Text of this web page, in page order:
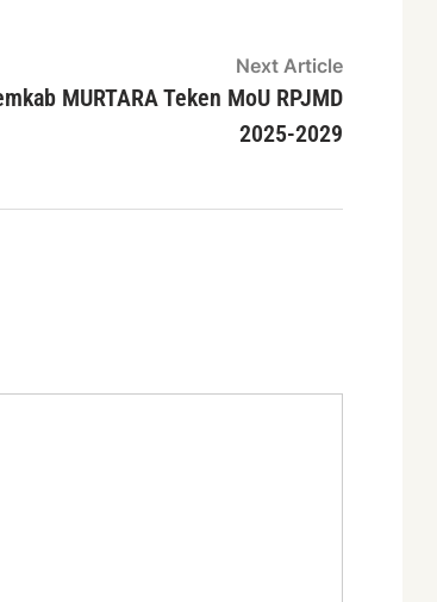
Next ArticleNext
article:
MURTARA Teken MoU RPJMD
2025-2029